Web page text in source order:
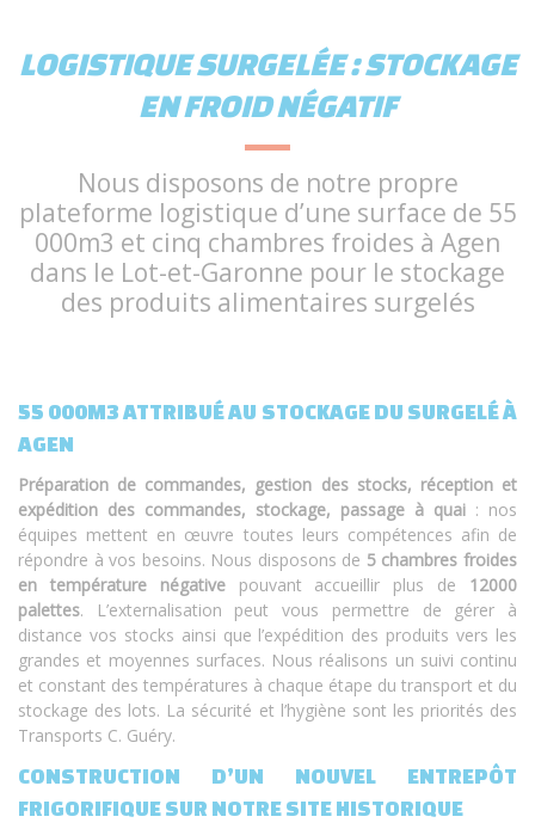
LOGISTIQUE SURGELÉE : STOCKAGE
EN FROID NÉGATIF
Nous disposons de notre propre
plateforme logistique d’une surface de 55
000m3 et cinq chambres froides à Agen
dans le Lot-et-Garonne pour le stockage
des produits alimentaires surgelés
55 000M3 ATTRIBUÉ AU STOCKAGE DU SURGELÉ À
AGEN
Préparation de commandes, gestion des stocks, réception et
expédition des commandes, stockage, passage à quai : nos
équipes mettent en œuvre toutes leurs compétences afin de
répondre à vos besoins. Nous disposons de 5 chambres froides
en température négativepouvant accueillir plus de 12000
palettes. L’externalisation peut vous permettre de gérer à
distance vos stocks ainsi que l’expédition des produits vers les
grandes et moyennes surfaces. Nous réalisons un suivi continu
et constant des températures à chaque étape du transport et du
stockage des lots. La sécurité et l’hygiène sont les priorités des
Transports C. Guéry.
CONSTRUCTION D’UN NOUVEL ENTREPÔT
FRIGORIFIQUE SUR NOTRE SITE HISTORIQUE